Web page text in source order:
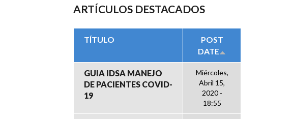
ARTÍCULOS DESTACADOS
TÍTULO
POST
DATE
GUIA IDSA MANEJO
DE PACIENTES COVID-
19
Miércoles,
Abril 15,
2020 -
18:55